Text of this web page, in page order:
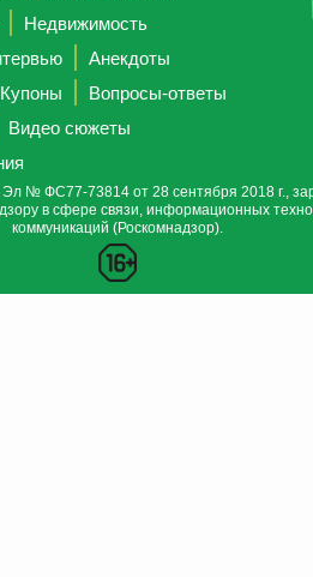
Недвижимость
Анекдоты
Купоны
Вопросы-ответы
Видео сюжеты
№ ФС77-73814 от 28 сентября 2018 г.,
в сфере связи, информационных
коммуникаций (Роскомнадзор).